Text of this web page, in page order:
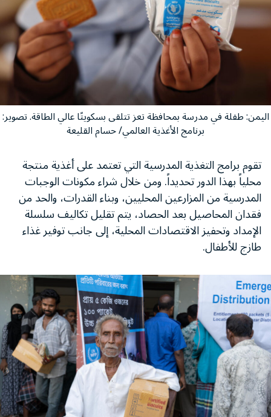
اليمن: طفلة في مدرسة بمحافظة تعز تتلقى بسكويتًا عالي الطاقة. تصوير:
برنامج الأغذية العالمي/ حسام القليعة
تقوم برامج التغذية المدرسية التي تعتمد على أغذية منتجة
محلياً بهذا الدور تحديداً. ومن خلال شراء مكونات الوجبات
المدرسية من المزارعين المحليين، وبناء القدرات، والحد من
فقدان المحاصيل بعد الحصاد، يتم تقليل تكاليف سلسلة
الإمداد وتحفيز الاقتصادات المحلية، إلى جانب توفير غذاء
طازج للأطفال.